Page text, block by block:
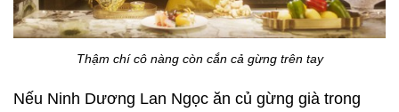
Thậm chí cô nàng còn cắn cả gừng trên tay
Nếu Ninh Dương Lan Ngọc ăn củ gừng già trong